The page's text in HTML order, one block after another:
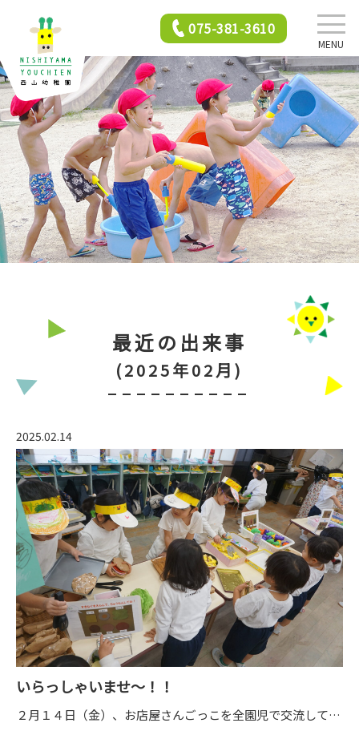
075-381-3610
MENU
西山幼稚園について
園での生活
年間行事
入園前クラス
園の概要
アクセス
お問い合わせはこちらまで
075-381-3610
学校法人 本願寺学園
西山幼稚園
最近の出来事
(2025年02月)
2025.02.14
いらっしゃいませ～！！
２月１４日（金）、お店屋さんごっこを全園児で交流して行いました。食べ物やさんや、おまつりのゲームやさん、にしやまとしょかん、おしゃれやさんなど色々なお店があります。子ども達は財布にお金を入れて様々なお店を行き来します。お店屋さんごっこを通して買い手・売り手の言葉のやりとりや、異年齢の関わりなど教え合ったり、助け合ったり微笑ましい色んな姿が見られます。子ども達と相談しながら進めてきたからこそ、遊びが盛りあがります。楽しかったね！！また来年もしたいね！！